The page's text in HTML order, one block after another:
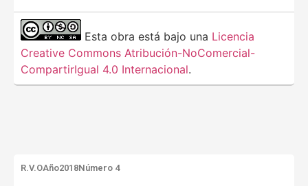
Esta obra está bajo una Licencia
Creative Commons Atribución-NoComercial-
CompartirIgual 4.0 Internacional.
R.V.OAño2018Número 4